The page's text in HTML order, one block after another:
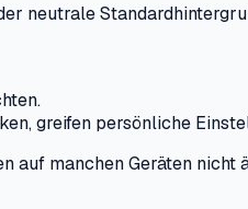
neutrale
greifen persönliche
manchen Geräten